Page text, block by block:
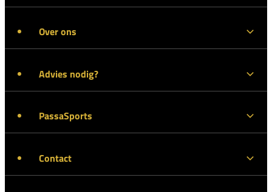
Over ons
Advies nodig?
PassaSports
Contact